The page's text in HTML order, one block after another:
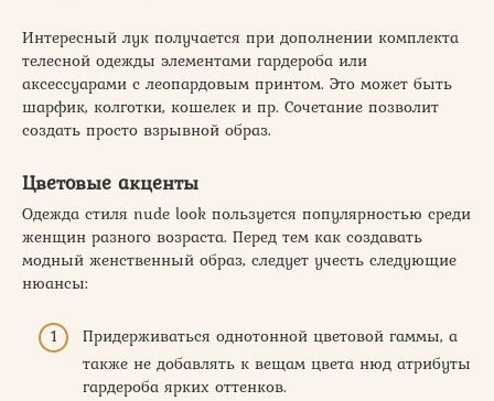
Интересный лук получается при дополнении комплекта
телесной одежды элементами гардероба или
аксессуарами с леопардовым принтом. Это может быть
шарфик, колготки, кошелек и пр. Сочетание позволит
создать просто взрывной образ.
Цветовые акценты
Одежда стиля nude look пользуется популярностью среди
женщин разного возраста. Перед тем как создавать
модный женственный образ, следует учесть следующие
нюансы:
Придерживаться однотонной цветовой гаммы, а
также не добавлять к вещам цвета нюд атрибуты
гардероба ярких оттенков.